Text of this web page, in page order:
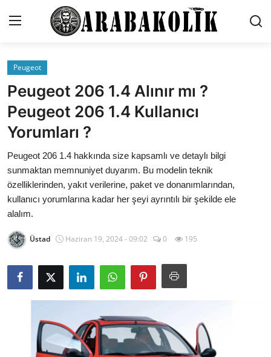
İletişim
Genel
Karşılaştırmalar
Testler
Markalar
Öneriler
Motosiklet
Paketler
Yağlar
Peugeot
Peugeot 206 1.4 Alınır mı ?
Peugeot 206 1.4 Kullanıcı
Yorumları ?
Peugeot 206 1.4 hakkında size kapsamlı ve detaylı bilgi
sunmaktan memnuniyet duyarım. Bu modelin teknik
özelliklerinden, yakıt verilerine, paket ve donanımlarından,
kullanıcı yorumlarına kadar her şeyi ayrıntılı bir şekilde ele
alalım.
Üstad Haziran 19, 2024 - 09:02 0 195